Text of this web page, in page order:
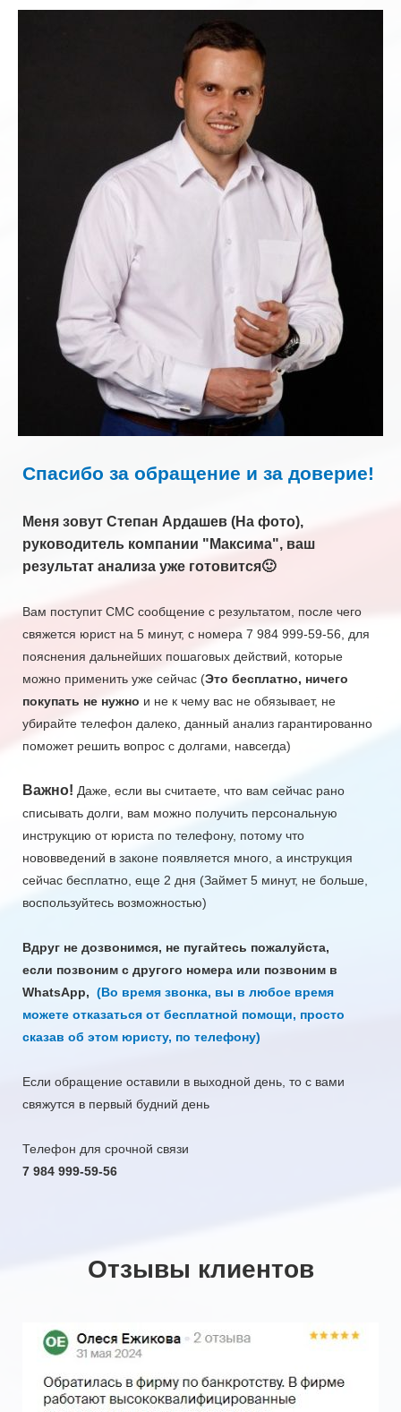
Спасибо за обращение и за доверие!
Меня зовут Степан Ардашев (На фото),
руководитель компании "Максима", ваш
результат анализа уже готовится🙂
Вам поступит СМС сообщение с результатом, после чего
свяжется юрист на 5 минут, с номера 7 984 999-59-56, для
пояснения дальнейших пошаговых действий, которые
можно применить уже сейчас (Это бесплатно, ничего
покупать не нужно и не к чему вас не обязывает, не
убирайте телефон далеко, данный анализ гарантированно
поможет решить вопрос с долгами, навсегда)
Важно! Даже, если вы считаете, что вам сейчас рано
списывать долги, вам можно получить персональную
инструкцию от юриста по телефону, потому что
нововведений в законе появляется много, а инструкция
сейчас бесплатно, еще 2 дня (Займет 5 минут, не больше,
воспользуйтесь возможностью)
Вдруг не дозвонимся, не пугайтесь пожалуйста,
если позвоним с другого номера или позвоним в
WhatsApp, (Во время звонка, вы в любое время
можете отказаться от бесплатной помощи, просто
сказав об этом юристу, по телефону)
Если обращение оставили в выходной день, то с вами
свяжутся в первый будний день
Телефон для срочной связи
7 984 999-59-56
Отзывы клиентов